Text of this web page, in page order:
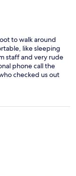
to walk around
like sleeping
staff and very rude
phone call the
checked us out
with us, just
also very
who were much